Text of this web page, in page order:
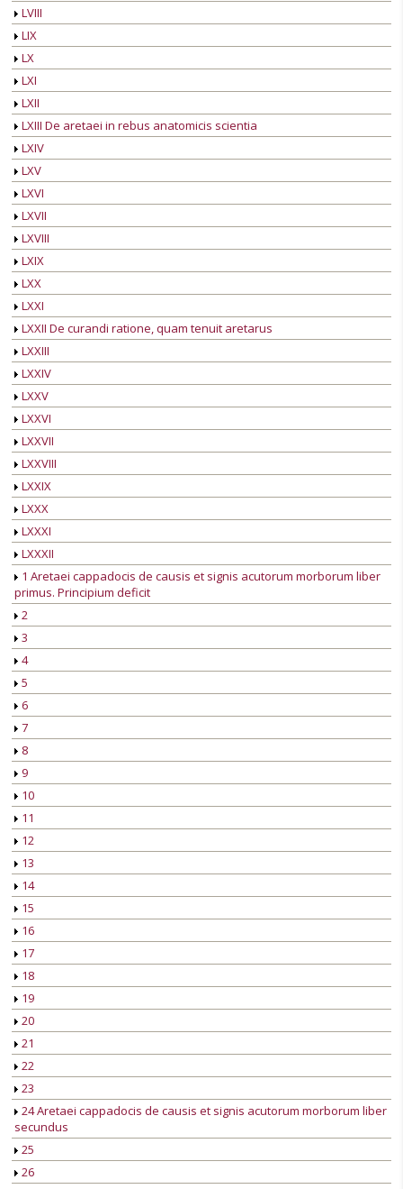
LVIII
LIX
LX
LXI
LXII
LXIII De aretaei in rebus anatomicis scientia
LXIV
LXV
LXVI
LXVII
LXVIII
LXIX
LXX
LXXI
LXXII De curandi ratione, quam tenuit aretarus
LXXIII
LXXIV
LXXV
LXXVI
LXXVII
LXXVIII
LXXIX
LXXX
LXXXI
LXXXII
1 Aretaei cappadocis de causis et signis acutorum morborum liber
primus. Principium deficit
2
3
4
5
6
7
8
9
10
11
12
13
14
15
16
17
18
19
20
21
22
23
24 Aretaei cappadocis de causis et signis acutorum morborum liber
secundus
25
26